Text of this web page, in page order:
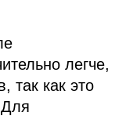
легче,
так как это